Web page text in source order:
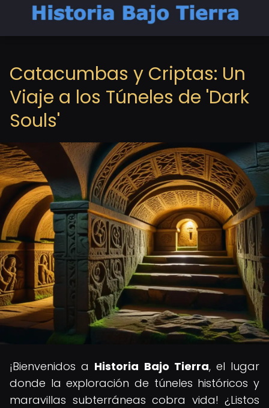
Catacumbas y Criptas: Un
Viaje a los Túneles de 'Dark
Souls'
¡Bienvenidos a Historia Bajo Tierra, el lugar
donde la exploración de túneles históricos y
maravillas subterráneas cobra vida! ¿Listos